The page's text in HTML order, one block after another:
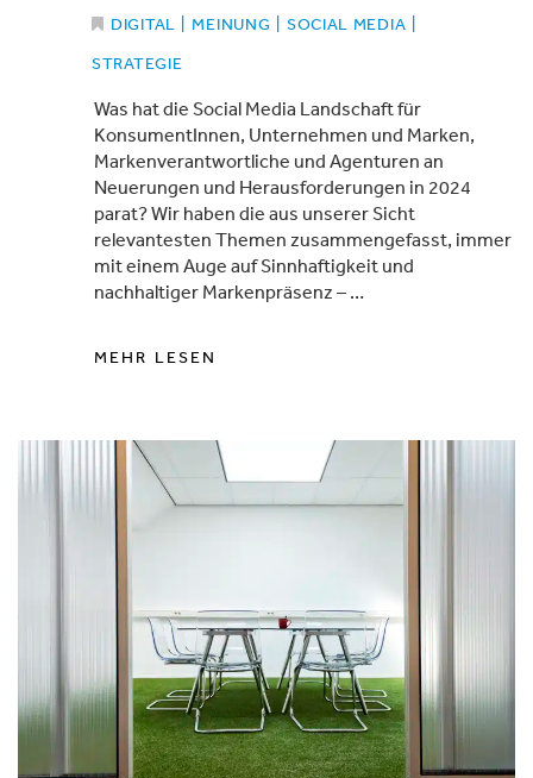
DIGITAL MEINUNG SOCIAL MEDIA
STRATEGIE
Was hat die Social Media Landschaft für
KonsumentInnen, Unternehmen und Marken,
Markenverantwortliche und Agenturen an
Neuerungen und Herausforderungen in 2024
parat? Wir haben die aus unserer Sicht
relevantesten Themen zusammengefasst, immer
mit einem Auge auf Sinnhaftigkeit und
nachhaltiger Markenpräsenz – …
MEHR LESEN